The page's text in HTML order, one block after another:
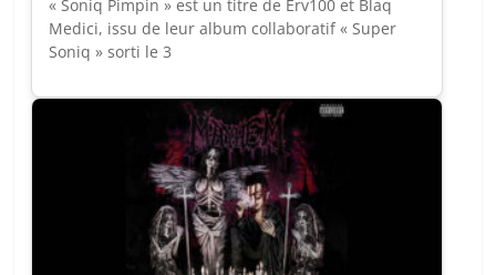
« Soniq Pimpin » est un titre de Erv100 et Blaq
Medici, issu de leur album collaboratif « Super
Soniq » sorti le 3